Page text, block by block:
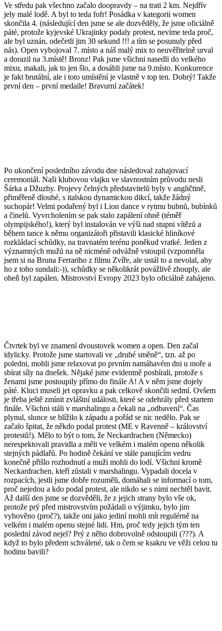
Ve středu pak všechno začalo doopravdy – na trati 2 km. Nejdřív
jely malé lodě. A byl to teda fofr! Posádka v kategorii women
skončila 4. (následující den jsme se ale dozvěděly, že jsme oficiálně
páté, protože kyjevské Ukrajinky podaly protest, nevíme teda proč,
ale byl uznán, odečetli jim 30 sekund !!! a tím se posunuly před
nás). Open vybojoval 7. místo a náš malý mix to neuvěřitelně urval
a dorazil na 3.místě! Bronz! Pak jsme všichni nasedli do velkého
mixu, makali, jak to jen šlo, a dosáhli jsme na 9.místo. Konkurence
je fakt brutální, ale i toto umístění je vlastně v top ten. Dobrý! Takže
první den – první medaile! Bravurní začátek!
Po ukončení posledního závodu dne následoval zahajovací
ceremoniál. Naši klubovou vlajku ve slavnostním průvodu nesli
Šárka a Džuzby. Projevy čelných představitelů byly v angličtině,
přiměřeně dlouhé, s italskou dynamickou dikcí, takže žádný
suchopár! Velmi podařený byl i Lion dance v rytmu bubnů, bubínků
a činelů. Vyvrcholením se pak stalo zapálení ohně (téměř
olympijského!), který byl instalován ve výši nad stupni vítězů a
během tance k němu organizátoři přistavili klasické hliníkové
rozkládací schůdky, na travnatém terénu poněkud vratké. Jeden z
významných mužů na ně nicméně odvážně vstoupil (vzpomněla
jsem si na Bruna Ferrariho z filmu Zvíře, ale ustál to a nevolal, aby
ho z toho sundali:-)), schůdky se několikrát povážlivě zhouply, ale
oheň byl zapálen. Mistrovství Evropy 2023 bylo oficiálně zahájeno.
Čtvrtek byl ve znamení dvoustovek women a open. Den začal
idylicky. Protože jsme startovali ve „druhé směně“, tzn. až po
poledni, mohli jsme relaxovat po prvním namáhavém dni u moře a
sbírat síly na dnešek. Nějaké jsme evidentně posbírali, protože s
ženami jsme postoupily přímo do finále A! A v něm jsme dojely
páté. Kluci museli jet opravku a pak celkově skončili sedmí. Ovšem
je třeba ještě zmínit zvláštní události, které se odehrály před startem
finále. Všichni stáli v marshalingu a čekali na „odbavení“. Čas
plynul, slunce se blížilo k západu a pořád se nic nedělo. Pak se
začalo špitat, že někdo podal protest (ME v Ravenně – království
protestů!). Mělo to být o tom, že Neckardrachen (Německo)
nerespektovali pravidla a měli ve velkém i malém openu několik
stejných pádlařů. Po hodině čekání ve stále panujícím vedru
konečně přišlo rozhodnutí a muži mohli do lodí. Všichni kromě
Neckardrachen, kteří zůstali v marshalingu. Vypadali docela v
rozpacích, jestli jsme dobře rozuměli, domáhali se informací o tom,
proč nejedou a kdo podal protest, ale nikdo se s nimi nechtěl bavit.
Až další den jsme se dozvěděli, že z jejich strany bylo vše ok,
protože prý před mistrovstvím požádali o výjimku, bylo jim
vyhověno (proč?), takže oni jako jediní mohli mít regulérně na
velkém i malém openu stejné lidi. Hm, proč tedy jejich tým ten
poslední závod nejel? Prý z něho dobrovolně odstoupili (???). A
když to bylo předem schválené, tak o čem se ksakru ve věži celou tu
hodinu bavili?